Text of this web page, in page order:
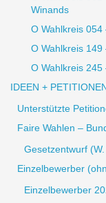
Winands
O Wahlkreis
O Wahlkreis
O Wahlkreis
IDEEN +
Unterstützte
Faire Wahlen –
Gesetzentwurf
Einzelbewerber
Einzelbewerber